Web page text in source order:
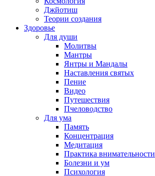
Джйотиш
Теории создания
Здоровье
Для души
Молитвы
Мантры
Янтры и Мандалы
Наставления святых
Пение
Видео
Путешествия
Пчеловодство
Для ума
Память
Концентрация
Медитация
Практика внимательности
Болезни и ум
Психология